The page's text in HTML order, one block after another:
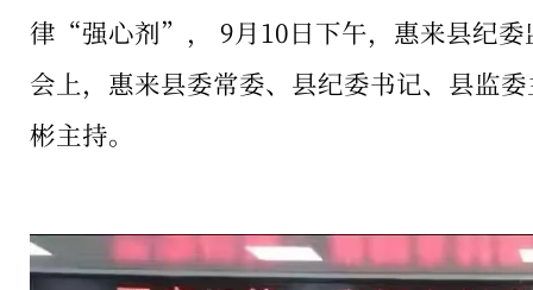
律“强心剂”， 9月10日下午，惠来县纪
会上，惠来县委常委、县纪委书记、县监
彬主持。